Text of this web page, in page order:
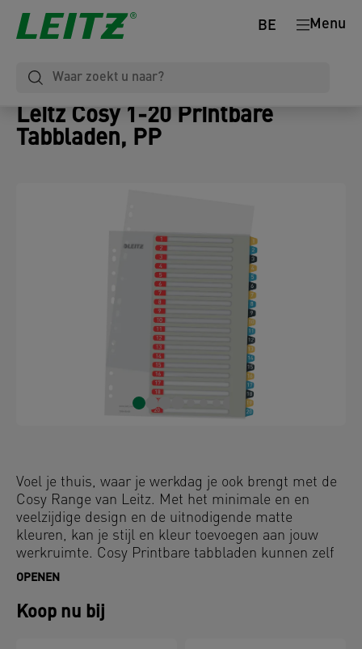
Menu
BE
Leitz Cosy 1-20 Printbare
Tabbladen, PP
Voel je thuis, waar je werkdag je ook brengt met de
Cosy Range van Leitz. Met het minimale en en
veelzijdige design en de uitnodigende matte
kleuren, kan je stijl en kleur toevoegen aan jouw
werkruimte. Cosy Printbare tabbladen kunnen zelf
worden ontworpen met de exclusieve ontwerpen
www.leitz.com/easyprint. Organiseer en kleur jouw
archivering met deze premium indexen om ervoor te
OPENEN
Koop nu bij